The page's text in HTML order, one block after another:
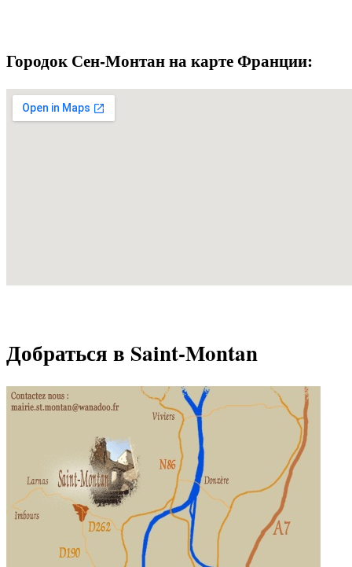
Городок Сен-Монтан на карте Франции:
Добраться в Saint-Montan